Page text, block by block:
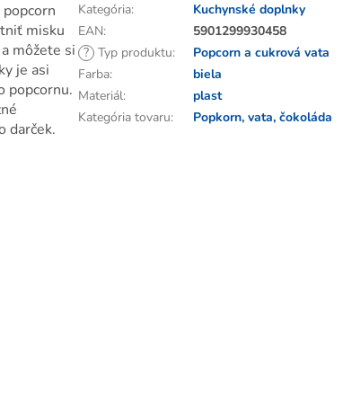
misku
môžete si
je asi
popcornu.
darček.
Kategória:
Kuchynské doplnky
EAN:
5901299930458
? Typ produktu:
Popcorn a cukrová vata
Farba:
biela
Materiál:
plast
Kategória tovaru: Popkorn, vata, čokoláda